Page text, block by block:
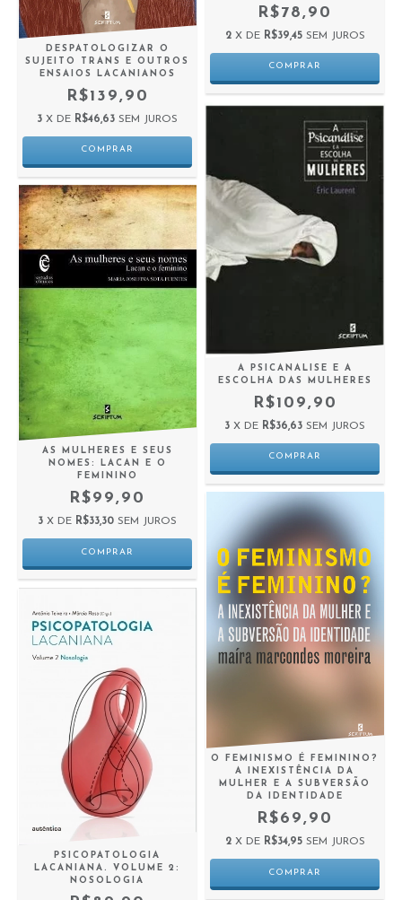
DESPATOLOGIZAR O
SUJEITO TRANS E OUTROS
ENSAIOS LACANIANOS
R$139,90
3 X DE R$46,63 SEM JUROS
R$78,90
2 X DE R$39,45 SEM JUROS
AS MULHERES E SEUS
NOMES: LACAN E O
FEMININO
R$99,90
3 X DE R$33,30 SEM JUROS
A PSICANALISE E A
ESCOLHA DAS MULHERES
R$109,90
3 X DE R$36,63 SEM JUROS
PSICOPATOLOGIA
LACANIANA. VOLUME 2:
NOSOLOGIA
O FEMINISMO É FEMININO?
A INEXISTÊNCIA DA
MULHER E A SUBVERSÃO
DA IDENTIDADE
R$69,90
2 X DE R$34,95 SEM JUROS